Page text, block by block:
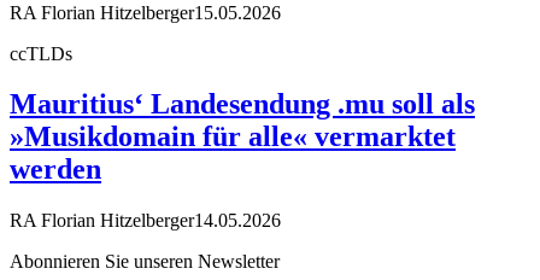
RA Florian Hitzelberger15.05.2026
ccTLDs
Mauritius‘ Landesendung .mu soll als
»Musikdomain für alle« vermarktet
werden
RA Florian Hitzelberger14.05.2026
Abonnieren Sie unseren Newsletter